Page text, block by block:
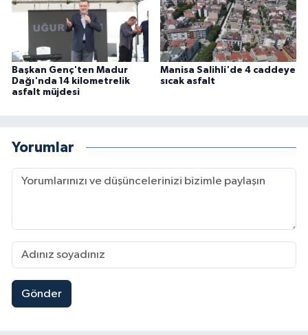
Başkan Genç'ten Madur
Dağı'nda 14 kilometrelik
asfalt müjdesi
Manisa Salihli'de 4 caddeye
sıcak asfalt
Yorumlar
Gönder